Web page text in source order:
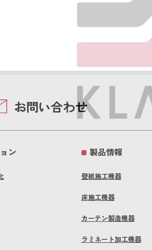
お問い合わせ
ン 製品情報
壁紙施工機器
床施工機器
カーテン製造機器
ラミネート加工機器